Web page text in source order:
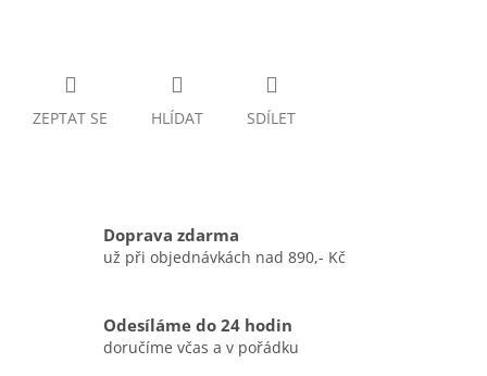
ZEPTAT SE HLÍDAT SDÍLET
Doprava zdarma
už při objednávkách nad 890,- Kč
Odesíláme do 24 hodin
doručíme včas a v pořádku